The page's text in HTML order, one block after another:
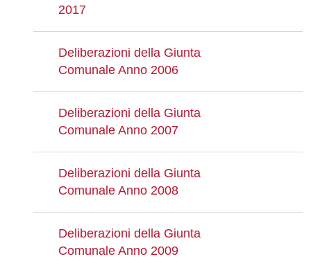
2017
Deliberazioni della Giunta
Comunale Anno 2006
Deliberazioni della Giunta
Comunale Anno 2007
Deliberazioni della Giunta
Comunale Anno 2008
Deliberazioni della Giunta
Comunale Anno 2009